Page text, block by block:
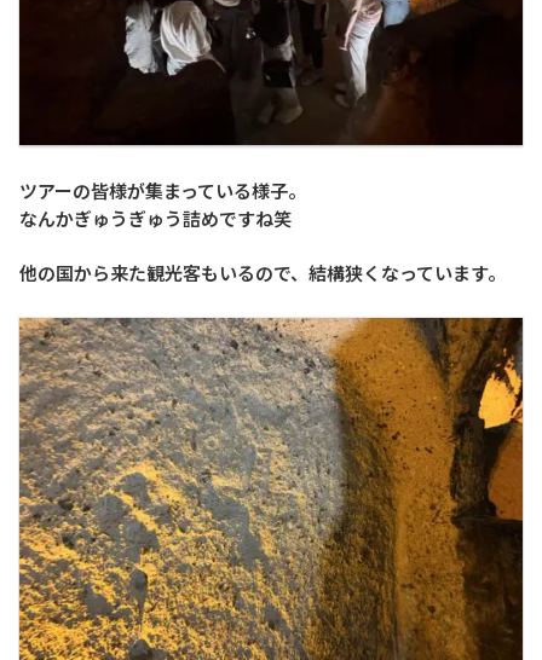
ツアーの皆様が集まっている様子。
なんかぎゅうぎゅう詰めですね笑
他の国から来た観光客もいるので、結構狭くなっています。